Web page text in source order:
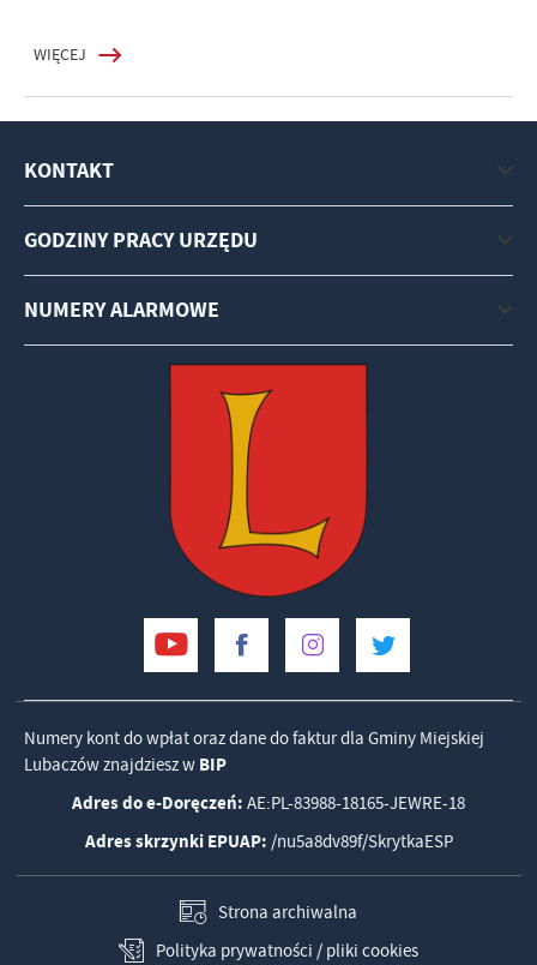
WIĘCEJ
KONTAKT
GODZINY PRACY URZĘDU
NUMERY ALARMOWE
Numery kont do wpłat oraz dane do faktur dla Gminy Miejskiej
Lubaczów znajdziesz w BIP
Adres do e-Doręczeń: AE:PL-83988-18165-JEWRE-18
Adres skrzynki EPUAP: /nu5a8dv89f/SkrytkaESP
Strona archiwalna
Polityka prywatności / pliki cookies